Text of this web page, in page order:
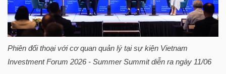
Phiên đối thoại với cơ quan quản lý tại sự kiện Vietnam
Investment Forum 2026 - Summer Summit diễn ra ngày 11/06